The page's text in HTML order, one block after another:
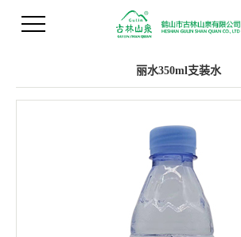
您当前的位置 ： 首 页>>产品中心>>支装水
丽水350ml支装水